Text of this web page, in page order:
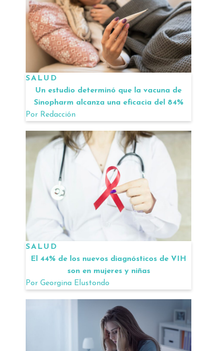
SALUD
Un estudio determinó que la vacuna de
Sinopharm alcanza una eficacia del 84%
Por Redacción
SALUD
El 44% de los nuevos diagnósticos de VIH
son en mujeres y niñas
Por Georgina Elustondo